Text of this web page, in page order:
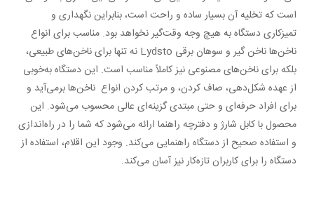
است که تخلیه آن بسیار ساده و راحت است، بنابراین نگهداری و
تمیزکاری دستگاه به ‌هیچ ‌وجه وقت‌گیر نخواهد بود. مناسب برای انواع
ناخن‌ها ناخن گیر و سوهان برقی Lydsto نه ‌تنها برای ناخن‌های طبیعی،
بلکه برای ناخن‌هایمصنوعی نیز کاملاً مناسب است. این دستگاه به‌خوبی
از عهده شکل‌دهی، صاف کردن، و مرتب کردن انواع ناخن‌ها برمی‌آید و
برای افراد حرفه‌ای و حتی مبتدی گزینه‌ای عالی محسوب می‌شود. این
محصول با کابل شارژ و دفترچه راهنما ارائه می‌شود که شما را در راه‌اندازی
و استفاده صحیح از دستگاه راهنمایی می‌کند. وجود این اقلام، استفاده از
دستگاه را برای کاربران تازه‌کار نیز آسان می‌کند.